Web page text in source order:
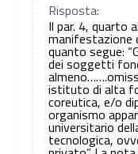
Risposta:
Il par. 4, quarto
manifestazione
quanto segue:
dei soggetti
istituto di alta
coreutica, e/o
organismo
universitario
tecnologica,